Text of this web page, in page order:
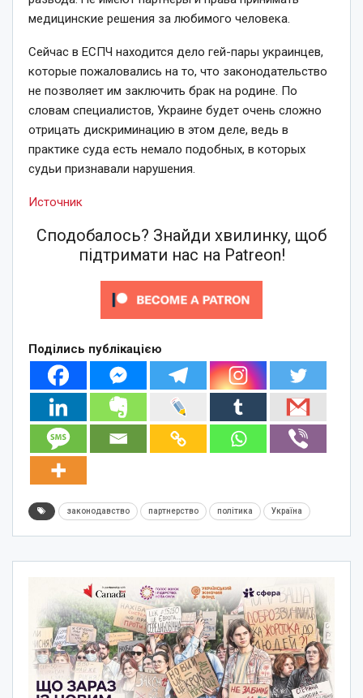
медицинские решения за любимого человека.
Сейчас в ЕСПЧ находится дело гей-пары украинцев,
которые пожаловались на то, что законодательство
не позволяет им заключить брак на родине. По
словам специалистов, Украине будет очень сложно
отрицать дискриминацию в этом деле, ведь в
практике суда есть немало подобных, в которых
судьи признавали нарушения.
Источник
Сподобалось? Знайди хвилинку, щоб
підтримати нас на Patreon!
Поділись публікацією
законодавство партнерство політика Україна